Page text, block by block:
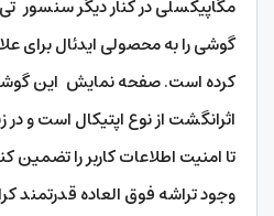
مگاپیکسلی در کنار دیگر سنسور
گوشی را به محصولی ایدئال برای
کرده است. صفحه نمایش این
اثرانگشت از نوع اپتیکال است و
تا امنیت اطلاعات کاربر را تضمین